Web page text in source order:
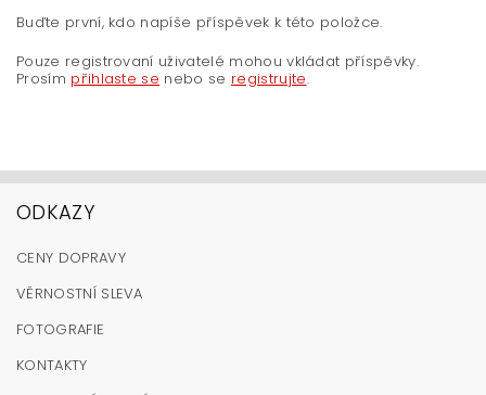
Buďte první, kdo napíše příspěvek k této položce.
Pouze registrovaní uživatelé mohou vkládat příspěvky.
Prosím přihlaste se nebo se registrujte.
ODKAZY
CENY DOPRAVY
VĚRNOSTNÍ SLEVA
FOTOGRAFIE
KONTAKTY